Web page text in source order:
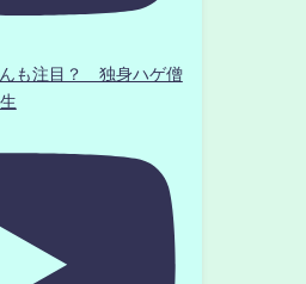
も注目？ 独身ハゲ僧